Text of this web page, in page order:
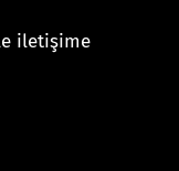
iletişime